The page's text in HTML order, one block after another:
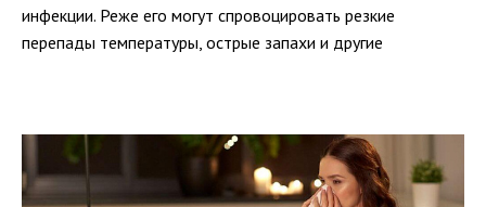
инфекции. Реже его могут спровоцировать резкие
перепады температуры, острые запахи и другие